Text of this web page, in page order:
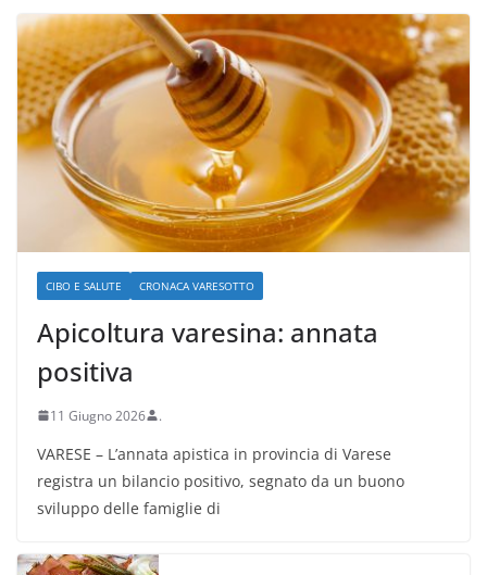
CIBO E SALUTE CRONACA VARESOTTO
Apicoltura varesina: annata
positiva
11 Giugno 2026 .
VARESE – L’annata apistica in provincia di Varese
registra un bilancio positivo, segnato da un buono
sviluppo delle famiglie di